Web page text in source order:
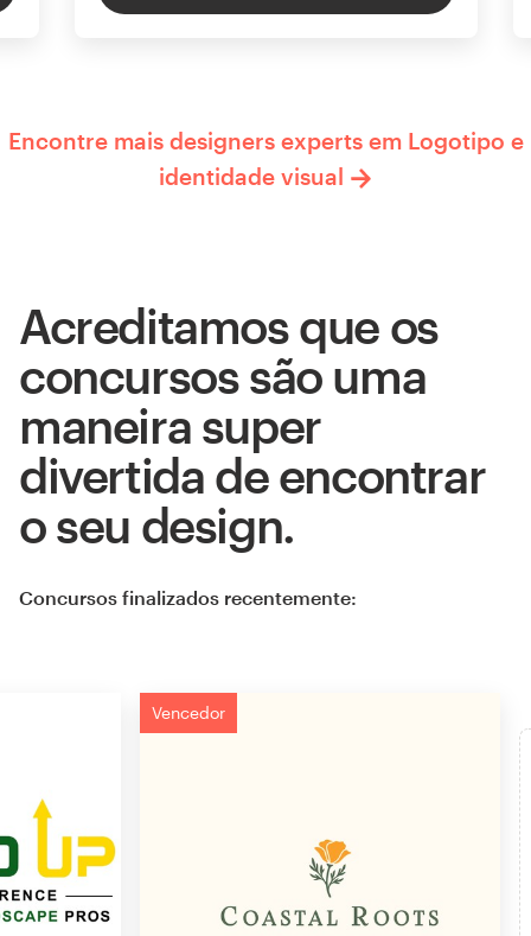
Encontre mais designers experts em Logotipo e
identidade visual
Acreditamos que os
concursos são uma
maneira super
divertida de encontrar
o seu design.
Concursos finalizados recentemente:
Vencedor